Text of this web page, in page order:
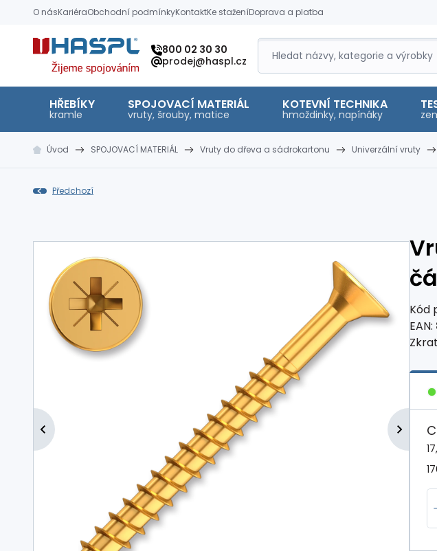
O násKariéraObchodní podmínkyKontaktKe staženíDoprava a platba
Hašpl
800 02 30 30
prodej@haspl.cz
HŘEBÍKY
kramle
SPOJOVACÍ MATERIÁL
vruty, šrouby, matice
KOTEVNÍ TECHNIKA
hmoždinky, napínáky
Úvod SPOJOVACÍ MATERIÁL Vruty do dřeva a sádrokartonu Univerzální vruty
Předchozí
Kód
EAN: